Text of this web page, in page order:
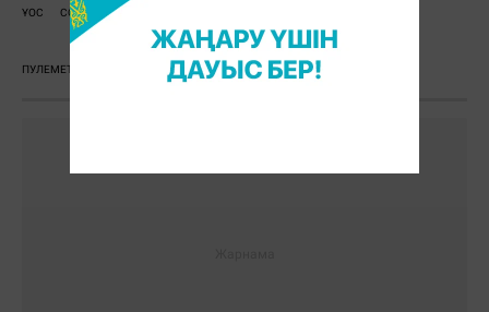
ҰОС СОҒЫС МАЙДАН
ПУЛЕМЕТ МУЗЕЙ МҰРАЖАЙ ОРАЛ